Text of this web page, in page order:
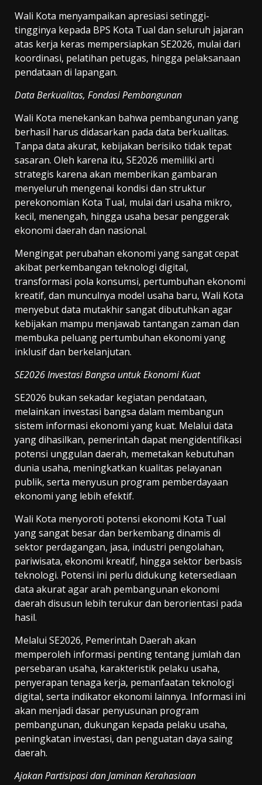
Wali Kota menyampaikan apresiasi setinggi-
tingginya kepada BPS Kota Tual dan seluruh jajaran
atas kerja keras mempersiapkan SE2026, mulai dari
koordinasi, pelatihan petugas, hingga pelaksanaan
pendataan di lapangan.
Data Berkualitas, Fondasi Pembangunan
Wali Kota menekankan bahwa pembangunan yang
berhasil harus didasarkan pada data berkualitas.
Tanpa data akurat, kebijakan berisiko tidak tepat
sasaran. Oleh karena itu, SE2026 memiliki arti
strategis karena akan memberikan gambaran
menyeluruh mengenai kondisi dan struktur
perekonomian Kota Tual, mulai dari usaha mikro,
kecil, menengah, hingga usaha besar penggerak
ekonomi daerah dan nasional.
Mengingat perubahan ekonomi yang sangat cepat
akibat perkembangan teknologi digital,
transformasi pola konsumsi, pertumbuhan ekonomi
kreatif, dan munculnya model usaha baru, Wali Kota
menyebut data mutakhir sangat dibutuhkan agar
kebijakan mampu menjawab tantangan zaman dan
membuka peluang pertumbuhan ekonomi yang
inklusif dan berkelanjutan.
SE2026 Investasi Bangsa untuk Ekonomi Kuat
SE2026 bukan sekadar kegiatan pendataan,
melainkan investasi bangsa dalam membangun
sistem informasi ekonomi yang kuat. Melalui data
yang dihasilkan, pemerintah dapat mengidentifikasi
potensi unggulan daerah, memetakan kebutuhan
dunia usaha, meningkatkan kualitas pelayanan
publik, serta menyusun program pemberdayaan
ekonomi yang lebih efektif.
Wali Kota menyoroti potensi ekonomi Kota Tual
yang sangat besar dan berkembang dinamis di
sektor perdagangan, jasa, industri pengolahan,
pariwisata, ekonomi kreatif, hingga sektor berbasis
teknologi. Potensi ini perlu didukung ketersediaan
data akurat agar arah pembangunan ekonomi
daerah disusun lebih terukur dan berorientasi pada
hasil.
Melalui SE2026, Pemerintah Daerah akan
memperoleh informasi penting tentang jumlah dan
persebaran usaha, karakteristik pelaku usaha,
penyerapan tenaga kerja, pemanfaatan teknologi
digital, serta indikator ekonomi lainnya. Informasi ini
akan menjadi dasar penyusunan program
pembangunan, dukungan kepada pelaku usaha,
peningkatan investasi, dan penguatan daya saing
daerah.
Ajakan Partisipasi dan Jaminan Kerahasiaan